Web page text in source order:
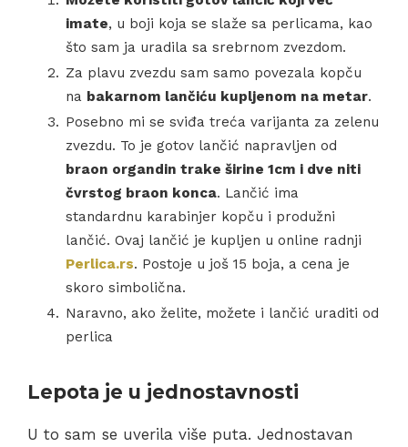
imate, u boji koja se slaže sa perlicama, kao
što sam ja uradila sa srebrnom zvezdom.
Za plavu zvezdu sam samo povezala kopču
na bakarnom lančiću kupljenom na metar.
Posebno mi se sviđa treća varijanta za zelenu
zvezdu. To je gotov lančić napravljen od
braon organdin trake širine 1cm i dve niti
čvrstog braon konca. Lančić ima
standardnu karabinjer kopču i produžni
lančić. Ovaj lančić je kupljen u online radnji
Perlica.rs. Postoje u još 15 boja, a cena je
skoro simbolična.
Naravno, ako želite, možete i lančić uraditi od
perlica
Lepota je u jednostavnosti
U to sam se uverila više puta. Jednostavan